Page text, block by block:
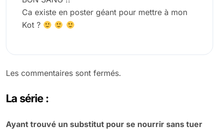
Ca existe en poster géant pour mettre à mon
Kot ?
Les commentaires sont fermés.
La série :
Ayant trouvé un substitut pour se nourrir sans tuer